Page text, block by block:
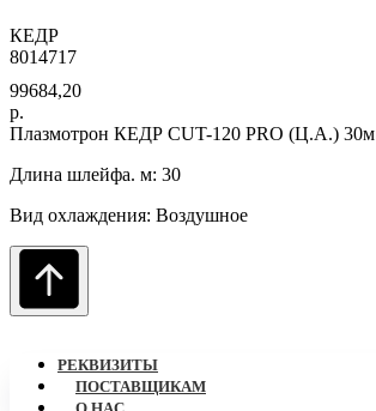
КЕДР
8014717
99684,20
р.
Плазмотрон КЕДР CUT-120 PRO (Ц.А.) 30м
Длина шлейфа. м: 30
Вид охлаждения: Воздушное
РЕКВИЗИТЫ
ПОСТАВЩИКАМ